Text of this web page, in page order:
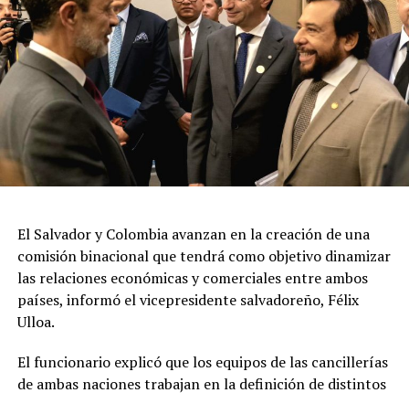
ADVERTISEMENT
Mientras las autoridades continúan con las
trasladar al empresario hacia una clínica privada
después del ataque.
Las autoridades hondureñas aún no han informado
públicamente sobre avances en la investigación ni sobre
El Salvador y Colombia avanzan en la creación de una
comisión binacional que tendrá como objetivo dinamizar
las relaciones económicas y comerciales entre ambos
países, informó el vicepresidente salvadoreño, Félix
Ulloa.
El funcionario explicó que los equipos de las cancillerías
de ambas naciones trabajan en la definición de distintos